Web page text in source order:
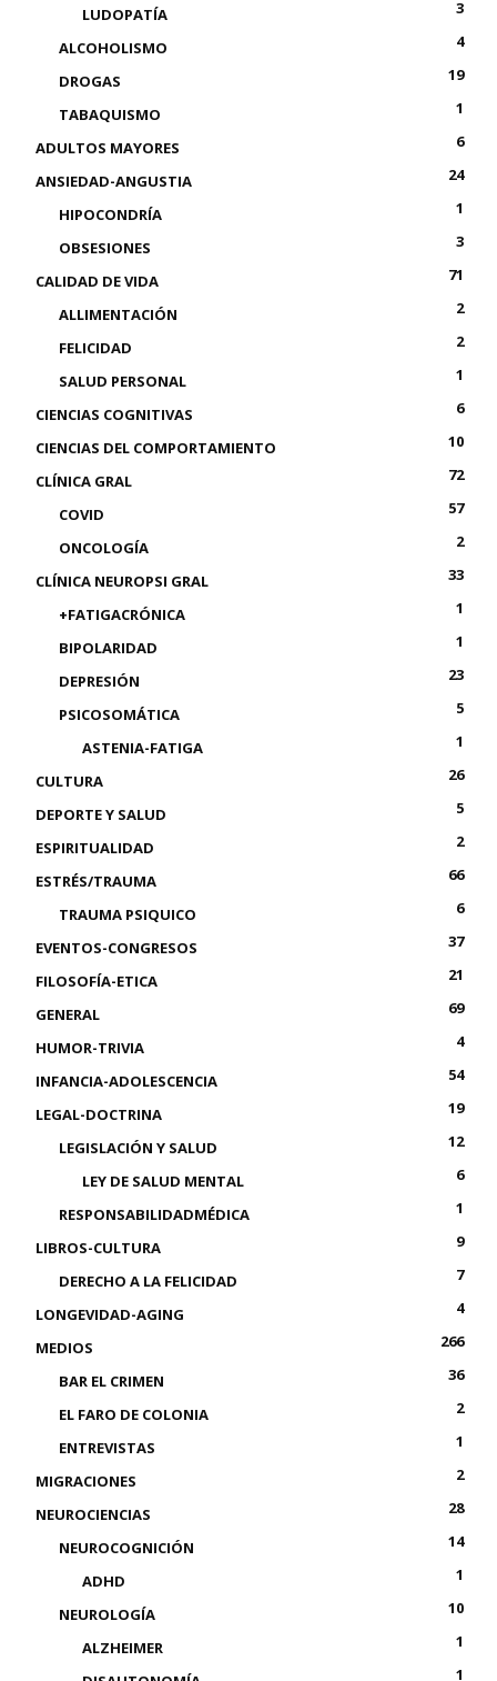
LUDOPATÍA
3
ALCOHOLISMO
4
DROGAS
19
TABAQUISMO
1
ADULTOS MAYORES
6
ANSIEDAD-ANGUSTIA
24
HIPOCONDRÍA
1
OBSESIONES
3
CALIDAD DE VIDA
71
ALLIMENTACIÓN
2
FELICIDAD
2
SALUD PERSONAL
1
CIENCIAS COGNITIVAS
6
CIENCIAS DEL COMPORTAMIENTO
10
CLÍNICA GRAL
72
COVID
57
ONCOLOGÍA
2
CLÍNICA NEUROPSI GRAL
33
+FATIGACRÓNICA
1
BIPOLARIDAD
1
DEPRESIÓN
23
PSICOSOMÁTICA
5
ASTENIA-FATIGA
1
CULTURA
26
DEPORTE Y SALUD
5
ESPIRITUALIDAD
2
ESTRÉS/TRAUMA
66
TRAUMA PSIQUICO
6
EVENTOS-CONGRESOS
37
FILOSOFÍA-ETICA
21
GENERAL
69
HUMOR-TRIVIA
4
INFANCIA-ADOLESCENCIA
54
LEGAL-DOCTRINA
19
LEGISLACIÓN Y SALUD
12
LEY DE SALUD MENTAL
6
RESPONSABILIDADMÉDICA
1
LIBROS-CULTURA
9
DERECHO A LA FELICIDAD
7
LONGEVIDAD-AGING
4
MEDIOS
266
BAR EL CRIMEN
36
EL FARO DE COLONIA
2
ENTREVISTAS
1
MIGRACIONES
2
NEUROCIENCIAS
28
NEUROCOGNICIÓN
14
ADHD
1
NEUROLOGÍA
10
ALZHEIMER
1
1